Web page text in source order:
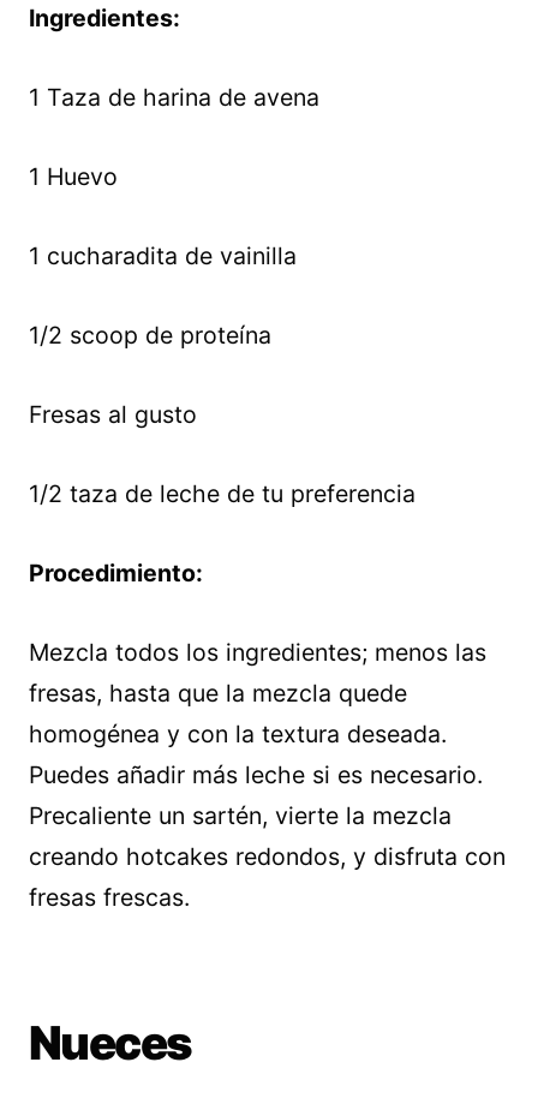
Ingredientes:
1 Taza de harina de avena
1 Huevo
1 cucharadita de vainilla
1/2 scoop de proteína
Fresas al gusto
1/2 taza de leche de tu preferencia
Procedimiento:
Mezcla todos los ingredientes; menos las
fresas, hasta que la mezcla quede
homogénea y con la textura deseada.
Puedes añadir más leche si es necesario.
Precaliente un sartén, vierte la mezcla
creando hotcakes redondos, y disfruta con
fresas frescas.
Nueces